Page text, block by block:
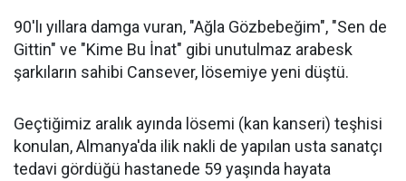
90'lı yıllara damga vuran, "Ağla Gözbebeğim", "Sen de
Gittin" ve "Kime Bu İnat" gibi unutulmaz arabesk
şarkıların sahibi Cansever, lösemiye yeni düştü.
Geçtiğimiz aralık ayında lösemi (kan kanseri) teşhisi
konulan, Almanya'da ilik nakli de yapılan usta sanatçı
tedavi gördüğü hastanede 59 yaşında hayata